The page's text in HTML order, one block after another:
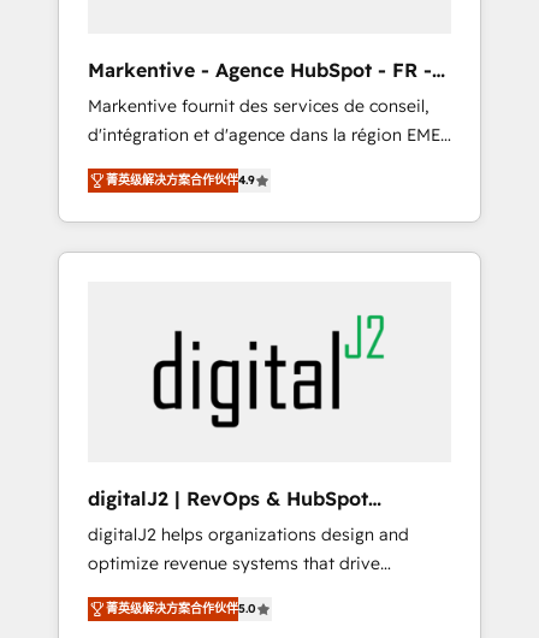
know what you don't know'
recommendations to maximize conversions!
OTF is an Elite Partner (top 1% of 6,500+
Partners) and was named 2023 HubSpot
Partner of the Year 💥 Trusted by 2,500+
companies to help them scale and close
more business, by using HubSpot (the right
www.onthefuze.com/hubspot-admin Contact
us to learn more!
Markentive - Agence HubSpot - FR -
EN
Markentive fournit des services de conseil,
d'intégration et d'agence dans la région EMEA
et North America. Avec plus de 115 experts en
marketing automation, Growth, Revops, CRM
et webdesign. Markentive is both a
consulting firm, a digital agency and an
webdesign (We focus on EMEA - USA
customers).
菁英级解决方案合作伙伴4.9
digitalJ2 | RevOps & HubSpot
Implementations
digitalJ2 helps organizations design and
optimize revenue systems that drive
scalable, predictable growth. As a triple-
accredited HubSpot Solutions Partner, we
菁英级解决方案合作伙伴5.0